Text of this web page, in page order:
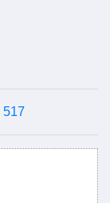
517